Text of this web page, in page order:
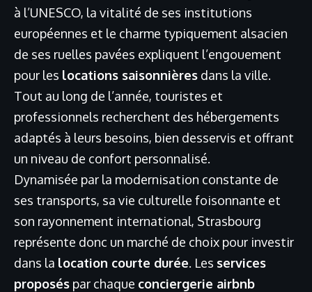
à l’UNESCO, la vitalité de ses institutions
européennes et le charme typiquement alsacien
de ses ruelles pavées expliquent l’engouement
pour les locations saisonnières dans la ville.
Tout au long de l’année, touristes et
professionnels recherchent des hébergements
adaptés à leurs besoins, bien desservis et offrant
un niveau de confort personnalisé.
Dynamisée par la modernisation constante de
ses transports, sa vie culturelle foisonnante et
son rayonnement international, Strasbourg
représente donc un marché de choix pour investir
dans la location courte durée. Les services
proposés par chaque conciergerie airbnb